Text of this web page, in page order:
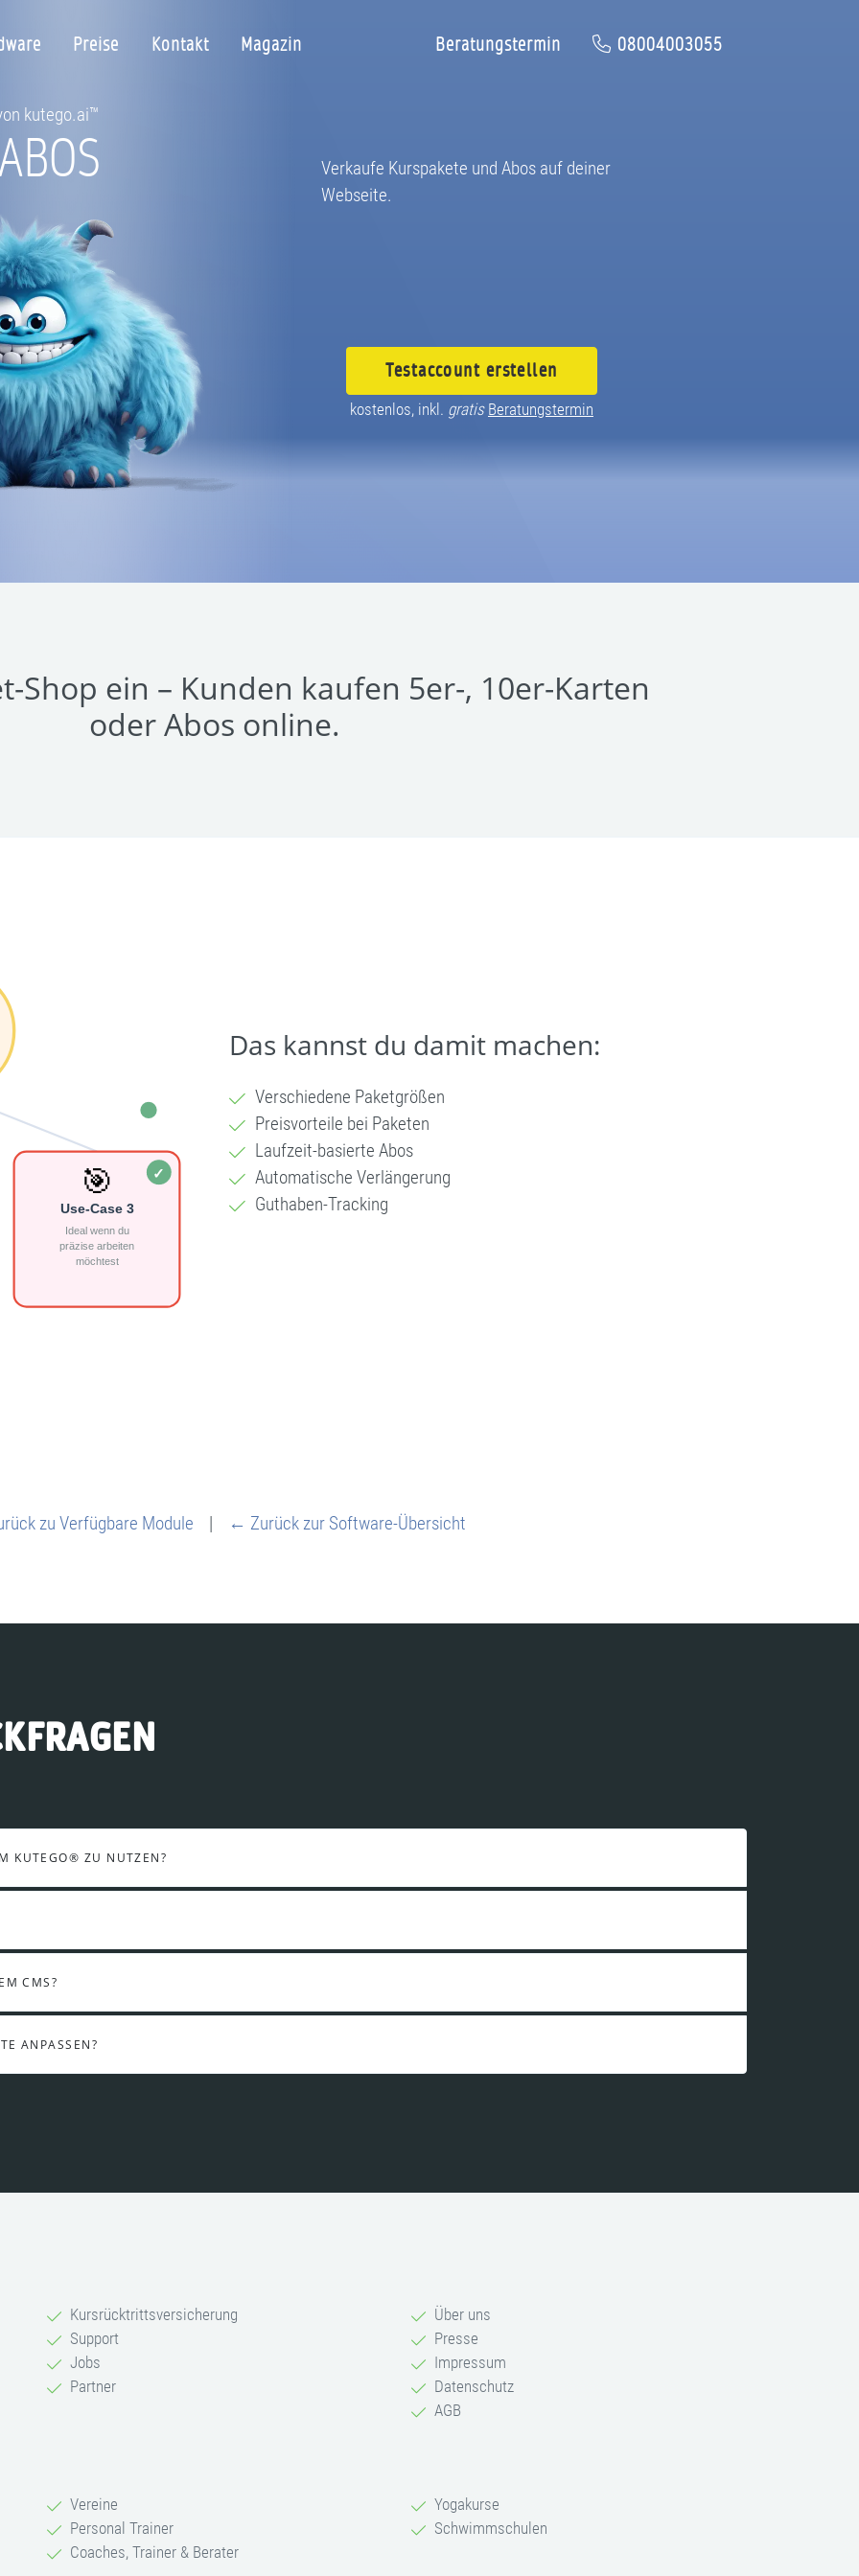
kutego.ai™
Verkaufe Kurspakete und Abos auf deiner
Webseite.
Testaccount erstellen
kostenlos, inkl. gratis Beratungstermin
Preise Kontakt Magazin Beratungstermin 08004003055
Shop ein – Kunden kaufen 5er-, 10er-Karten
oder Abos online.
Das kannst du damit machen:
Verschiedene Paketgrößen
Preisvorteile bei Paketen
Laufzeit-basierte Abos
Automatische Verlängerung
Guthaben-Tracking
zu Verfügbare Module | ← Zurück zur Software-Übersicht
KUTEGO® ZU NUTZEN?
CMS?
ANPASSEN?
Kursrücktrittsversicherung
Support
Jobs
Partner
Über uns
Presse
Impressum
Datenschutz
AGB
Vereine
Personal Trainer
Coaches, Trainer & Berater
Yogakurse
Schwimmschulen